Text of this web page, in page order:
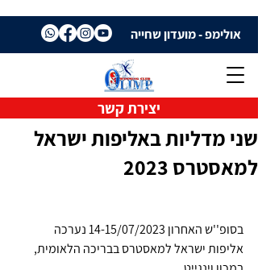
יצירת קשר
אולימפ - מועדון שחייה
שני מדליות באליפות ישראל
למאסטרס 2023
בסופ''ש האחרון 14-15/07/2023 נערכה
אליפות ישראל למאסטרס בבריכה הלאומית,